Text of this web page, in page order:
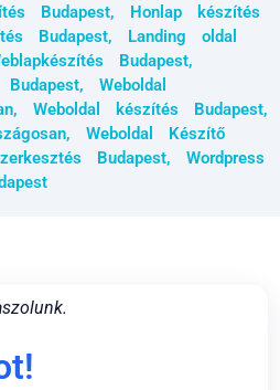
Budapest, Honlap készítés
Budapest, Landing oldal
Budapest,
, Weboldal
, Weboldal készítés Budapest,
, Weboldal Készítő
Budapest, Wordpress